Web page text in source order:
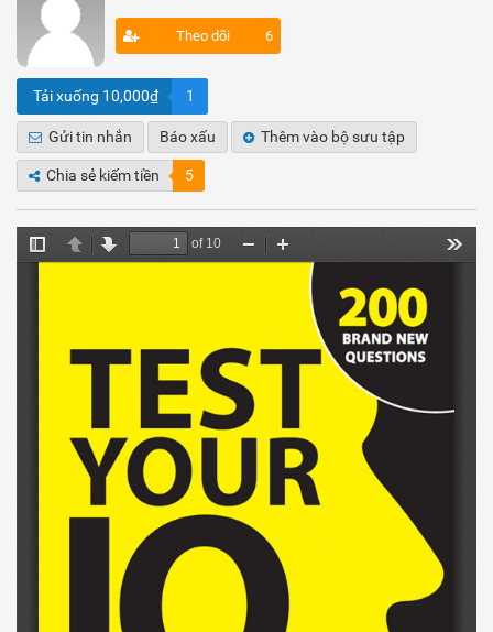
Theo dõi 6
Tải xuống 10,000₫ 1
Gửi tin nhắn Báo xấu Thêm vào bộ sưu tập
Chia sẻ kiếm tiền 5